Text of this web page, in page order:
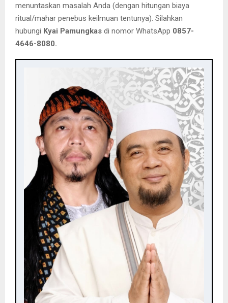
menuntaskan masalah Anda (dengan hitungan biaya
ritual/mahar penebus keilmuan tentunya). Silahkan
hubungi Kyai Pamungkas di nomor WhatsApp 0857-
4646-8080.